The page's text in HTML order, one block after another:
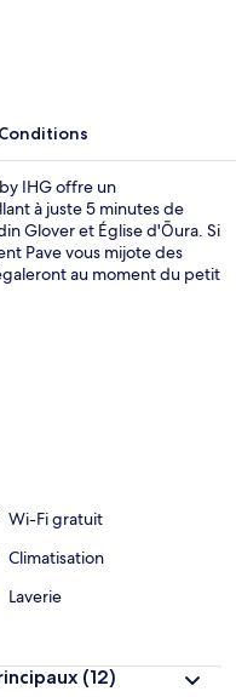
buffet servi tous les
Conditions
IHG offre un
à juste 5 minutes de
Glover et Église d'Ōura. Si
Pave vous mijote des
au moment du petit
Kōshi-byō et Pont
le personnel
Wi-Fi gratuit
Climatisation
Laverie
(12)